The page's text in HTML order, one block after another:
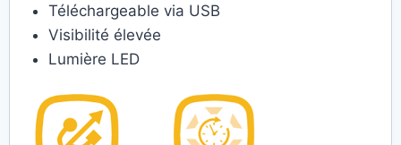
Téléchargeable via USB
Visibilité élevée
Lumière LED